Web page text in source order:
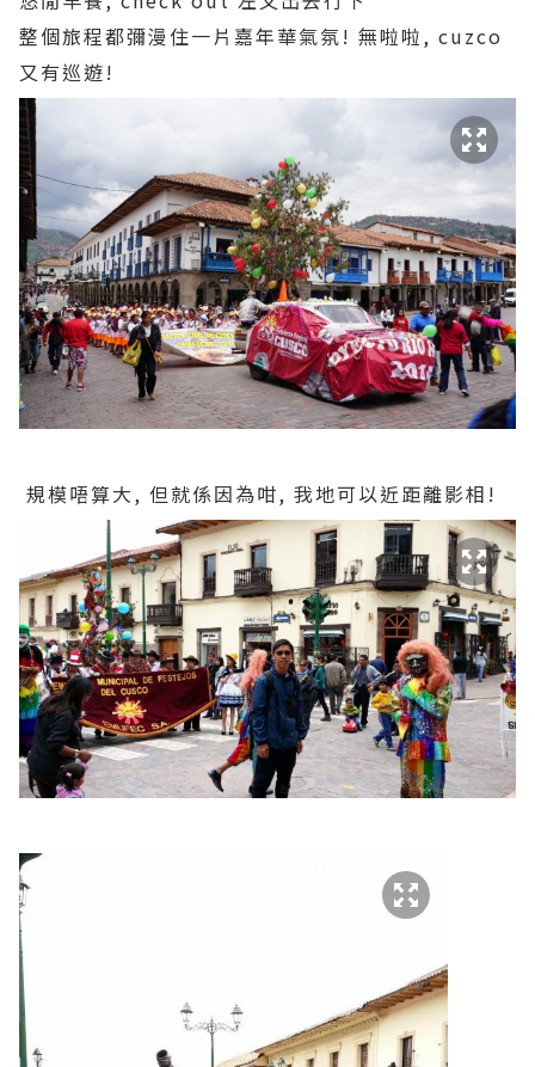
整個旅程都彌漫住一片嘉年華氣氛! 無啦啦, cuzco
又有巡遊!
規模唔算大, 但就係因為咁, 我地可以近距離影相!